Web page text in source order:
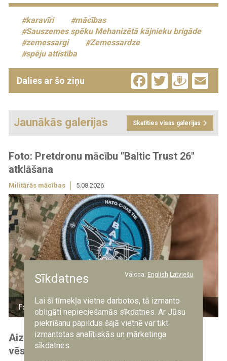
karavīri
mācības
Sauszemes spēku Mehanizētā kājnieku brigāde
zemessargi
Zemessardze
spēju attīstība
Dalies ar šo ziņu Facebook
Twitter
Jaunākās galerijas Skatīties visas galerijas
Foto: Pretdronu mācību "Baltic Trust 26"
atklāšana
Militārās mācības 5.08.2026
Foto: kaprālis R.R. Putnis/NBS
Aizsardzības ministrs apbalvo Kanādas
vēstnieku Latvijā
Sīkdatnes Valoda: English Latviešu
Lai šī tīmekļa vietne darbotos, tā izmanto
obligāti nepieciešamās sīkdatnes. Ar Jūsu
piekrišanu papildus šajā vietnē var tikt
izmantotas analītiskās un mārketinga
sīkdatnes.